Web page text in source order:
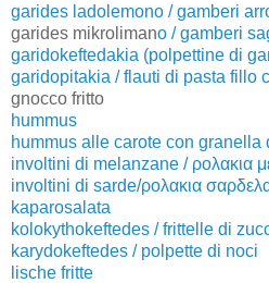
garides ladolemono / gamberi
garides mikrolimano / gamberi
garidokeftedakia (polpettine di
garidopitakia / flauti di pasta fillo
gnocco fritto
hummus
hummus alle carote con granella
involtini di melanzane / ρολακια
involtini di sarde/ρολακια
kaparosalata
kolokythokeftedes / frittelle di
karydokeftedes / polpette di noci
lische fritte